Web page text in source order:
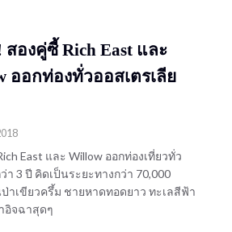
องคู่ซี้ Rich East และ
ออกท่องทั่วออสเตรเลีย
East และ Willow ออกท่องเที่ยวทั่ว
า 3 ปี คิดเป็นระยะทางกว่า 70,000
าเขียวครึ้ม ชายหาดทอดยาว ทะเลสีฟ้า
อิจฉาสุดๆ